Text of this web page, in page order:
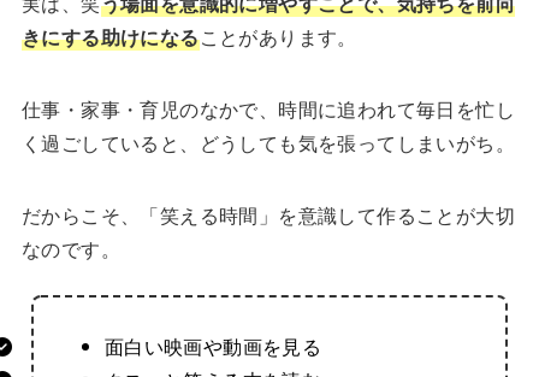
きにする助けになることがあります。
仕事・家事・育児のなかで、時間に追われて毎日を忙し
く過ごしていると、どうしても気を張ってしまいがち。
だからこそ、「笑える時間」を意識して作ることが大切
なのです。
面白い映画や動画を見る